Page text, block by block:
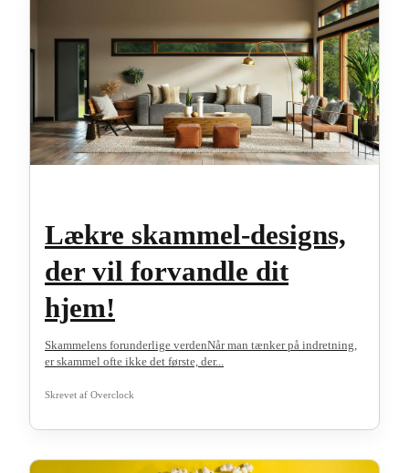
Lækre skammel-designs,
der vil forvandle dit
hjem!
Skammelens forunderlige verdenNår man tænker på indretning,
er skammel ofte ikke det første, der...
Skrevet af Overclock